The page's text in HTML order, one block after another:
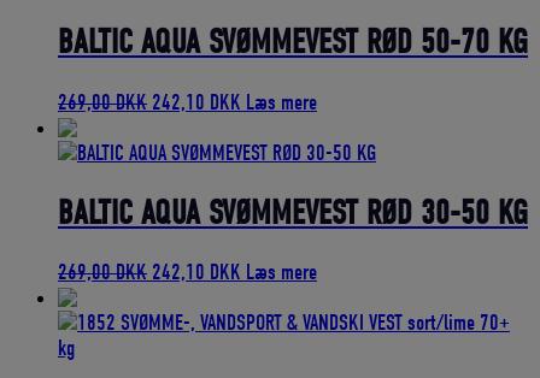
269,00 DKK.242,10 DKK.
BALTIC AQUA SVØMMEVEST RØD 50-70 KG
269,00DKK Den
pris
269,00 DKK.
242,10 DKK Den
pris
242,10 DKK.
Læs mere
BALTIC AQUA SVØMMEVEST RØD 30-50 KG
269,00DKK Den
pris
242,10 DKK Den
pris
Læs mere